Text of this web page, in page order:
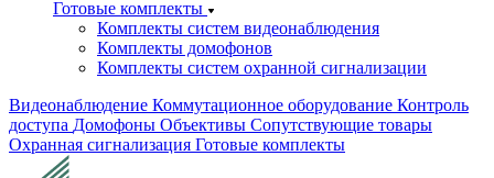
Готовые комплекты
Комплекты систем видеонаблюдения
Комплекты домофонов
Комплекты систем охранной сигнализации
Видеонаблюдение Коммутационное оборудование Контроль
доступа Домофоны Объективы Сопутствующие товары
Охранная сигнализация Готовые комплекты